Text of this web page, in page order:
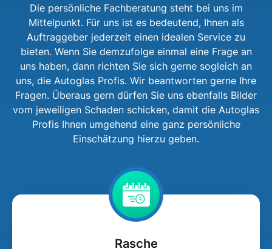
Die persönliche Fachberatung steht bei uns im
Mittelpunkt. Für uns ist es bedeutend, Ihnen als
Auftraggeber jederzeit einen idealen Service zu
bieten. Wenn Sie demzufolge einmal eine Frage an
uns haben, dann richten Sie sich gerne sogleich an
uns, die Autoglas Profis. Wir beantworten gerne Ihre
Fragen. Überaus gern dürfen Sie uns ebenfalls Bilder
vom jeweiligen Schaden schicken, damit die Autoglas
Profis Ihnen umgehend eine ganz persönliche
Einschätzung hierzu geben.
Rasche